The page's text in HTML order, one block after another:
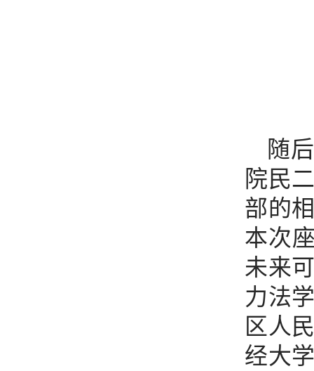
随
院民
部的
本次
未来
力法
区人
经大